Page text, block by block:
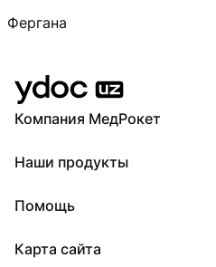
Фергана
Компания МедРокет
О YDoc
Наши продукты
ПроТаблетки
МедТочка
Помощь
Регистрация врача
Карта сайта